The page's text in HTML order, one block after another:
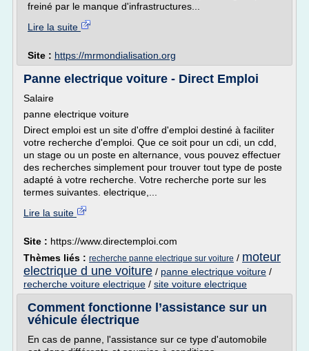
freiné par le manque d'infrastructures...
Lire la suite
Site : https://mrmondialisation.org
Panne electrique voiture - Direct Emploi
Salaire
panne electrique voiture
Direct emploi est un site d'offre d'emploi destiné à faciliter
votre recherche d'emploi. Que ce soit pour un cdi, un cdd,
un stage ou un poste en alternance, vous pouvez effectuer
des recherches simplement pour trouver tout type de poste
adapté à votre recherche. Votre recherche porte sur les
termes suivantes. electrique,...
Lire la suite
Site : https://www.directemploi.com
Thèmes liés : recherche panne electrique sur voiture / moteur
electrique d une voiture / panne electrique voiture /
recherche voiture electrique / site voiture electrique
Comment fonctionne l’assistance sur un
véhicule électrique
En cas de panne, l'assistance sur ce type d'automobile